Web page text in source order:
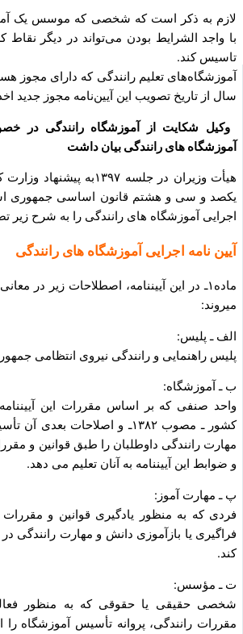
لازم به ذکر است که شخصی که موسس یک
با واجد الشرایط بودن می‌تواند در دیگر نقاط
تاسیس کند.
آموزشگاه‌های تعلیم رانندگی که دارای مجوز
سال از تاریخ تصویب این آیین‌نامه مجوز جدید
وکیل شکایت از آموزشگاه رانندگی در
آموزشگاه های رانندگی بیان داشت
هیأت وزیران در جلسه ۱۳۹۷به
یکصد و سی و هشتم قانون اساسی جمهوری
اجرایی آموزشگاه های رانندگی را به شرح زیر
آیین نامه اجرایی آموزشگاه های رانندگی
ماده۱ـ در این آیین­نامه، اصطلاحات زیر در
می­روند:
الف ـ پلیس:
پلیس راهنمایی و رانندگی نیروی انتظامی
ب ـ آموزشگاه:
واحد صنفی که بر اساس مقررات این
کشور ـ مصوب ۱۳۸۲ـ و اصلاحات
مهارت رانندگی داوطلبان را طبق قوانین و
و ضوابط این آیین­نامه به آنان تعلیم می دهد.
پ ـ مهارت آموز:
فردی که به منظور یادگیری قوانین و مقررات
فراگیری یا بازآموزی دانش و مهارت رانندگی
کند.
ت ـ مؤسس:
شخصی حقیقی یا حقوقی که به منظور
مقررات رانندگی، پروانه تأسیس آموزشگاه